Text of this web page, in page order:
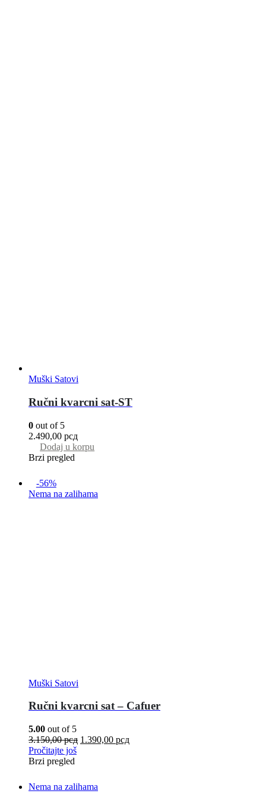
Muški Satovi
Ručni kvarcni sat-ST
0 out of 5
2.490,00 рсд
Dodaj u korpu
Brzi pregled
-56%
Nema na zalihama
Muški Satovi
Ručni kvarcni sat – Cafuer
5.00 out of 5
3.150,00рсд 1.390,00 рсд
Pročitajte još
Brzi pregled
Nema na zalihama